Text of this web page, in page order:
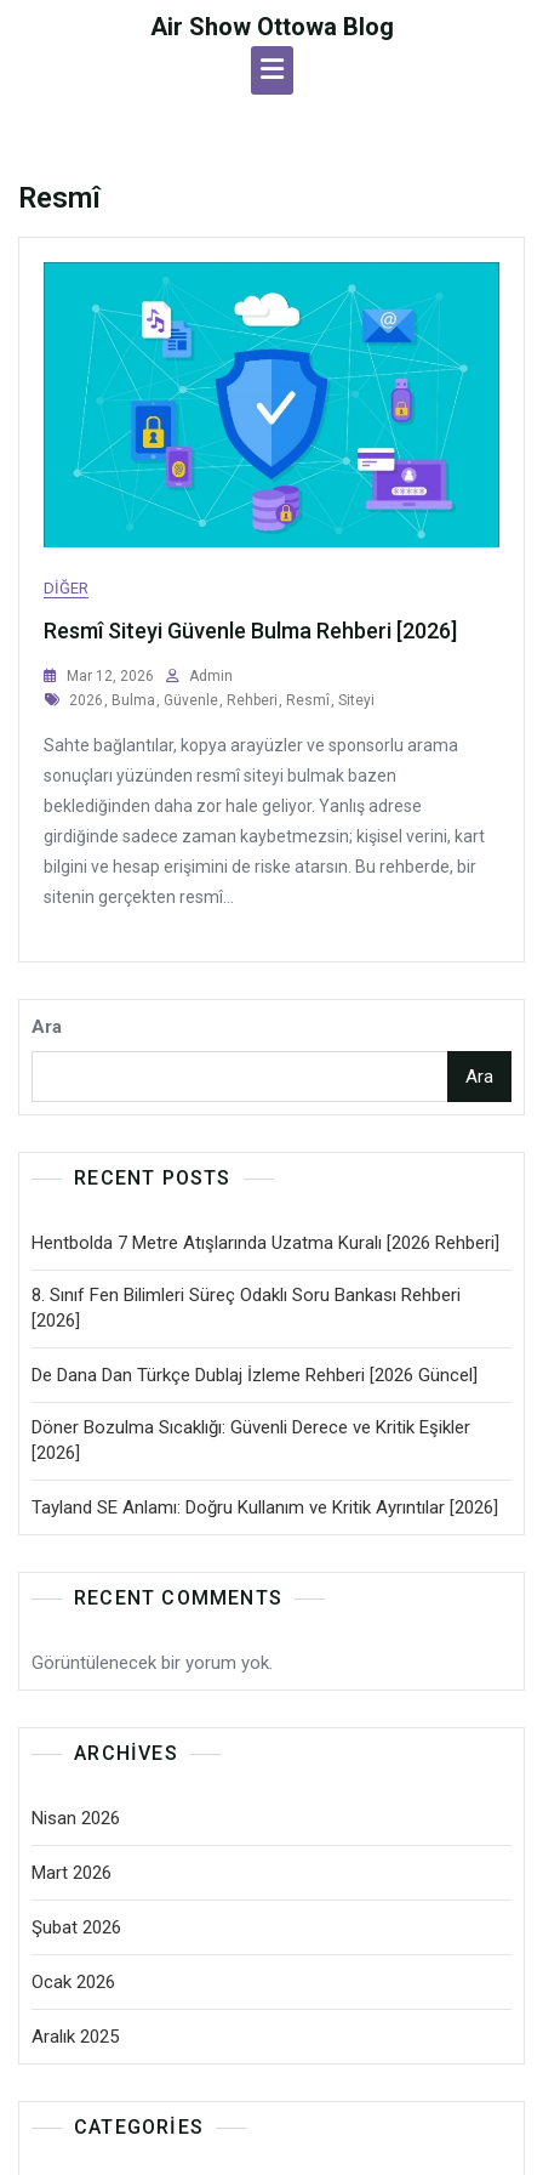
Air Show Ottowa Blog
Resmî
DIĞER
Resmî Siteyi Güvenle Bulma Rehberi [2026]
Mar 12, 2026
Admin
Tags
2026 , Bulma , Güvenle, Rehberi , Resmî, Siteyi
Sahte bağlantılar, kopya arayüzler ve sponsorlu arama
sonuçları yüzünden resmî siteyi bulmak bazen
beklediğinden daha zor hale geliyor. Yanlış adrese
girdiğinde sadece zaman kaybetmezsin; kişisel verini, kart
bilgini ve hesap erişimini de riske atarsın. Bu rehberde, bir
sitenin gerçekten resmî...
Ara
Ara
RECENT POSTS
Hentbolda 7 Metre Atışlarında Uzatma Kuralı [2026 Rehberi]
8. Sınıf Fen Bilimleri Süreç Odaklı Soru Bankası Rehberi
[2026]
De Dana Dan Türkçe Dublaj İzleme Rehberi [2026 Güncel]
Döner Bozulma Sıcaklığı: Güvenli Derece ve Kritik Eşikler
[2026]
Tayland SE Anlamı: Doğru Kullanım ve Kritik Ayrıntılar [2026]
RECENT COMMENTS
Görüntülenecek bir yorum yok.
ARCHIVES
Nisan 2026
Mart 2026
Şubat 2026
Ocak 2026
Aralık 2025
CATEGORIES